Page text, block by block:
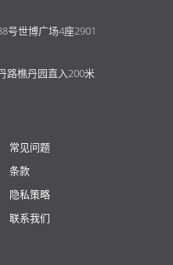
号世博广场4座2901
路樵丹园直入200米
常见问题
条款
隐私策略
联系我们